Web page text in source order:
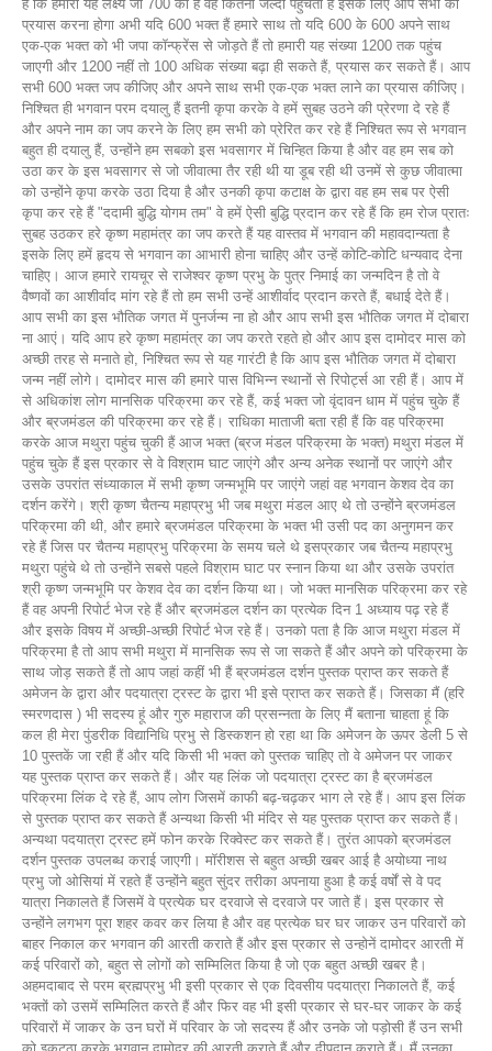
हैं कि हमारा यह लक्ष्य जो 700 का है वह कितनी जल्दी पहुंचता है इसके लिए आप सभी को
प्रयास करना होगा अभी यदि 600 भक्त हैं हमारे साथ तो यदि 600 के 600 अपने साथ
एक-एक भक्त को भी जपा कॉन्फ्रेंस से जोड़ते हैं तो हमारी यह संख्या 1200 तक पहुंच
जाएगी और 1200 नहीं तो 100 अधिक संख्या बढ़ा ही सकते हैं, प्रयास कर सकते हैं। आप
सभी 600 भक्त जप कीजिए और अपने साथ सभी एक-एक भक्त लाने का प्रयास कीजिए।
निश्चित ही भगवान परम दयालु हैं इतनी कृपा करके वे हमें सुबह उठने की प्रेरणा दे रहे हैं
और अपने नाम का जप करने के लिए हम सभी को प्रेरित कर रहे हैं निश्चित रूप से भगवान
बहुत ही दयालु हैं, उन्होंने हम सबको इस भवसागर में चिन्हित किया है और वह हम सब को
उठा कर के इस भवसागर से जो जीवात्मा तैर रही थी या डूब रही थी उनमें से कुछ जीवात्मा
को उन्होंने कृपा करके उठा दिया है और उनकी कृपा कटाक्ष के द्वारा वह हम सब पर ऐसी
कृपा कर रहे हैं "ददामी बुद्धि योगम तम" वे हमें ऐसी बुद्धि प्रदान कर रहे हैं कि हम रोज प्रातः
सुबह उठकर हरे कृष्ण महामंत्र का जप करते हैं यह वास्तव में भगवान की महावदान्यता है
इसके लिए हमें हृदय से भगवान का आभारी होना चाहिए और उन्हें कोटि-कोटि धन्यवाद देना
चाहिए। आज हमारे रायचूर से राजेश्वर कृष्ण प्रभु के पुत्र निमाई का जन्मदिन है तो वे
वैष्णवों का आशीर्वाद मांग रहे हैं तो हम सभी उन्हें आशीर्वाद प्रदान करते हैं, बधाई देते हैं।
आप सभी का इस भौतिक जगत में पुनर्जन्म ना हो और आप सभी इस भौतिक जगत में दोबारा
ना आएं। यदि आप हरे कृष्ण महामंत्र का जप करते रहते हो और आप इस दामोदर मास को
अच्छी तरह से मनाते हो, निश्चित रूप से यह गारंटी है कि आप इस भौतिक जगत में दोबारा
जन्म नहीं लोगे। दामोदर मास की हमारे पास विभिन्न स्थानों से रिपोर्ट्स आ रही हैं। आप में
से अधिकांश लोग मानसिक परिक्रमा कर रहे हैं, कई भक्त जो वृंदावन धाम में पहुंच चुके हैं
और ब्रजमंडल की परिक्रमा कर रहे हैं। राधिका माताजी बता रही हैं कि वह परिक्रमा
करके आज मथुरा पहुंच चुकी हैं आज भक्त (ब्रज मंडल परिक्रमा के भक्त) मथुरा मंडल में
पहुंच चुके हैं इस प्रकार से वे विश्राम घाट जाएंगे और अन्य अनेक स्थानों पर जाएंगे और
उसके उपरांत संध्याकाल में सभी कृष्ण जन्मभूमि पर जाएंगे जहां वह भगवान केशव देव का
दर्शन करेंगे। श्री कृष्ण चैतन्य महाप्रभु भी जब मथुरा मंडल आए थे तो उन्होंने ब्रजमंडल
परिक्रमा की थी, और हमारे ब्रजमंडल परिक्रमा के भक्त भी उसी पद का अनुगमन कर
रहे हैं जिस पर चैतन्य महाप्रभु परिक्रमा के समय चले थे इसप्रकार जब चैतन्य महाप्रभु
मथुरा पहुंचे थे तो उन्होंने सबसे पहले विश्राम घाट पर स्नान किया था और उसके उपरांत
श्री कृष्ण जन्मभूमि पर केशव देव का दर्शन किया था। जो भक्त मानसिक परिक्रमा कर रहे
हैं वह अपनी रिपोर्ट भेज रहे हैं और ब्रजमंडल दर्शन का प्रत्येक दिन 1 अध्याय पढ़ रहे हैं
और इसके विषय में अच्छी-अच्छी रिपोर्ट भेज रहे हैं। उनको पता है कि आज मथुरा मंडल में
परिक्रमा है तो आप सभी मथुरा में मानसिक रूप से जा सकते हैं और अपने को परिक्रमा के
साथ जोड़ सकते हैं तो आप जहां कहीं भी हैं ब्रजमंडल दर्शन पुस्तक प्राप्त कर सकते हैं
अमेजन के द्वारा और पदयात्रा ट्रस्ट के द्वारा भी इसे प्राप्त कर सकते हैं। जिसका मैं (हरि
स्मरणदास ) भी सदस्य हूं और गुरु महाराज की प्रसन्नता के लिए मैं बताना चाहता हूं कि
कल ही मेरा पुंडरीक विद्यानिधि प्रभु से डिस्कशन हो रहा था कि अमेजन के ऊपर डेली 5 से
10 पुस्तकें जा रही हैं और यदि किसी भी भक्त को पुस्तक चाहिए तो वे अमेजन पर जाकर
यह पुस्तक प्राप्त कर सकते हैं। और यह लिंक जो पदयात्रा ट्रस्ट का है ब्रजमंडल
परिक्रमा लिंक दे रहे हैं, आप लोग जिसमें काफी बढ़-चढ़कर भाग ले रहे हैं। आप इस लिंक
से पुस्तक प्राप्त कर सकते हैं अन्यथा किसी भी मंदिर से यह पुस्तक प्राप्त कर सकते हैं।
अन्यथा पदयात्रा ट्रस्ट हमें फोन करके रिक्वेस्ट कर सकते हैं। तुरंत आपको ब्रजमंडल
दर्शन पुस्तक उपलब्ध कराई जाएगी। मॉरीशस से बहुत अच्छी खबर आई है अयोध्या नाथ
प्रभु जो ओसियां में रहते हैं उन्होंने बहुत सुंदर तरीका अपनाया हुआ है कई वर्षों से वे पद
यात्रा निकालते हैं जिसमें वे प्रत्येक घर दरवाजे से दरवाजे पर जाते हैं। इस प्रकार से
उन्होंने लगभग पूरा शहर कवर कर लिया है और वह प्रत्येक घर घर जाकर उन परिवारों को
बाहर निकाल कर भगवान की आरती कराते हैं और इस प्रकार से उन्होनें दामोदर आरती में
कई परिवारों को, बहुत से लोगों को सम्मिलित किया है जो एक बहुत अच्छी खबर है।
अहमदाबाद से परम ब्रह्मप्रभु भी इसी प्रकार से एक दिवसीय पदयात्रा निकालते हैं, कई
भक्तों को उसमें सम्मिलित करते हैं और फिर वह भी इसी प्रकार से घर-घर जाकर के कई
परिवारों में जाकर के उन घरों में परिवार के जो सदस्य हैं और उनके जो पड़ोसी हैं उन सभी